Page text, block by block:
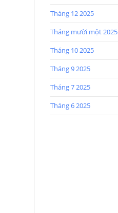
Tháng 12 2025
Tháng mười một 2025
Tháng 10 2025
Tháng 9 2025
Tháng 7 2025
Tháng 6 2025